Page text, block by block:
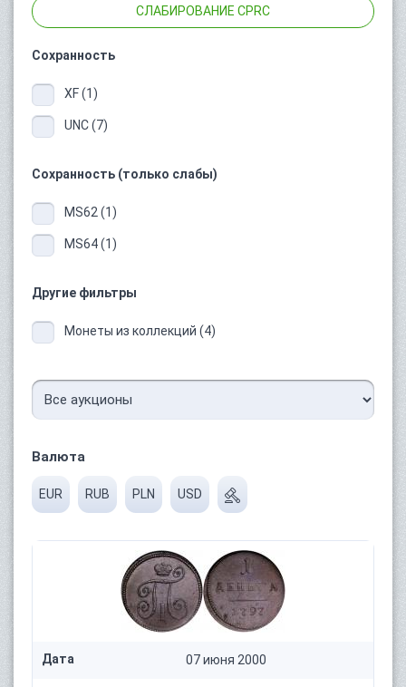
СЛАБИРОВАНИЕ CPRC
Сохранность
XF (1)
UNC (7)
Сохранность (только слабы)
MS62 (1)
MS64 (1)
Другие фильтры
Монеты из коллекций (4)
Валюта
EUR RUB PLN USD
Дата 07 июня 2000